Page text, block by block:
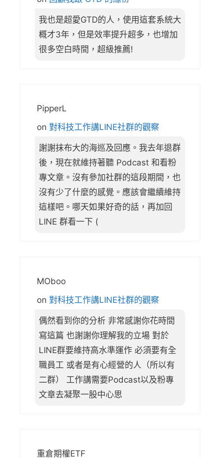
我也是超愛GTD的人，使用這套系統大
概才3年，但是效率提升超多，也增加
很多空白時間，超級推薦!
PipperL
on 對科技工作講LINE社群的觀察
謝謝抹布大的海巡及回應。我去年退群
後，現在就維持著聽 Podcast 和看粉
專文章。沒有參加社群的這段期間，也
沒有少了什麼的感覺。應該會繼續維持
這樣吧。哪天如果好奇的話，再加回
LINE 群看一下 (
MOboo
on 對科技工作講LINE社群的觀察
偶然看到你的分析 非常感謝你花時間
寫這篇 也謝謝你理解我的立場 對於
LINE群要維持高水準運作 必須要有全
職員工 或者是有心經營的人（所以有
二群） 工作講需要Podcast以及粉專
文章去凝聚一股中心思
重倉期權ETF